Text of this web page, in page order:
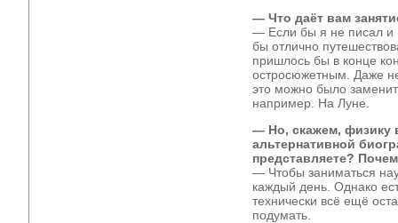
— Что даёт вам
— Если бы я не писал и
бы отлично
пришлось бы в конце
остросюжетным. Даже
это можно было
например. На Луне.
— Но, скажем, физику
альтернативной
представляете?
— Чтобы заниматься
каждый день. Однако
технически всё ещё
подумать.